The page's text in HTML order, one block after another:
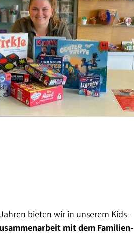
bieten wir in unserem Kids-
mit dem Familien-